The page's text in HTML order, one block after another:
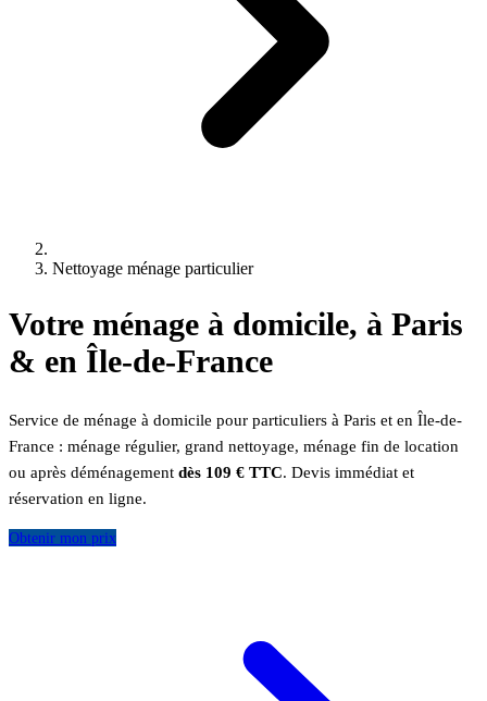
Nettoyage ménage particulier
Votre ménage à domicile, à Paris
& en Île-de-France
Service de ménage à domicile pour particuliers à Paris et en Île-de-
France : ménage régulier, grand nettoyage, ménage fin de location
ou après déménagement dès 109 € TTC. Devis immédiat et
réservation en ligne.
Obtenir mon prix